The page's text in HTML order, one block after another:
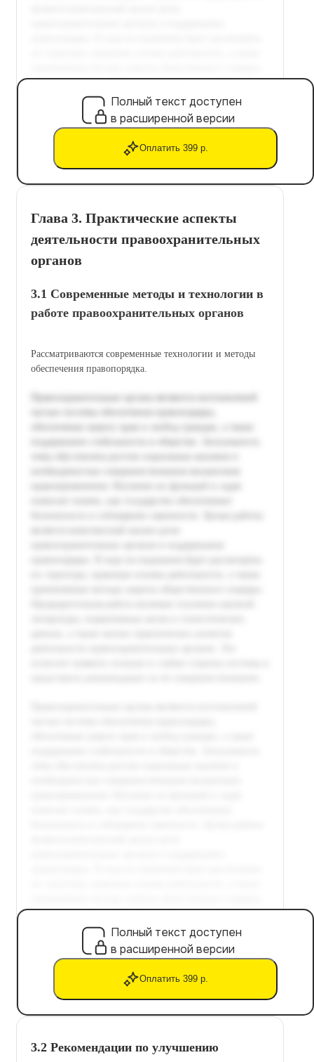
Полный текст доступен
в расширенной версии
Оплатить 399 р.
Глава 3. Практические аспекты
деятельности правоохранительных
органов
3.1 Современные методы и технологии в
работе правоохранительных органов
Рассматриваются современные технологии и методы
обеспечения правопорядка.
Полный текст доступен
в расширенной версии
Оплатить 399 р.
3.2 Рекомендации по улучшению